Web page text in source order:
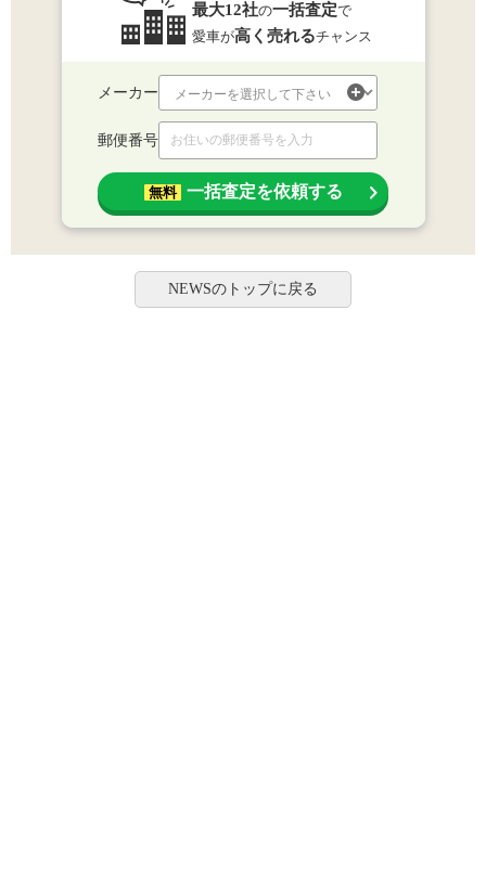
最大12社の一括査定で
愛車が高く売れるチャンス
メーカー
郵便番号
無料 一括査定を依頼する
NEWSのトップに戻る